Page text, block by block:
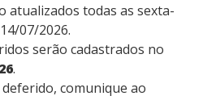
atualizados todas as sexta-
07/2026.
serão cadastrados no
.
comunique ao